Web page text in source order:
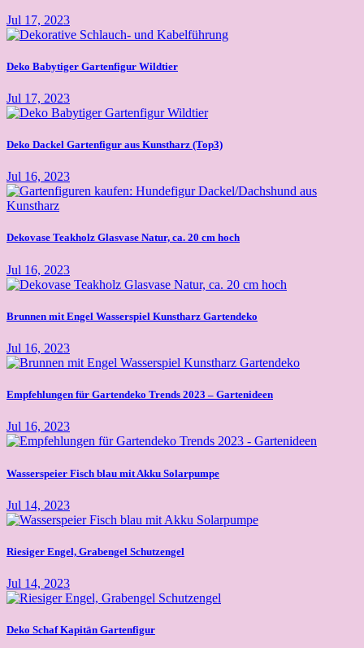
Jul 17, 2023
Deko Babytiger Gartenfigur Wildtier
Jul 17, 2023
Deko Dackel Gartenfigur aus Kunstharz (Top3)
Jul 16, 2023
Dekovase Teakholz Glasvase Natur, ca. 20 cm hoch
Jul 16, 2023
Brunnen mit Engel Wasserspiel Kunstharz Gartendeko
Jul 16, 2023
Empfehlungen für Gartendeko Trends 2023 – Gartenideen
Jul 16, 2023
Wasserspeier Fisch blau mit Akku Solarpumpe
Jul 14, 2023
Riesiger Engel, Grabengel Schutzengel
Jul 14, 2023
Deko Schaf Kapitän Gartenfigur